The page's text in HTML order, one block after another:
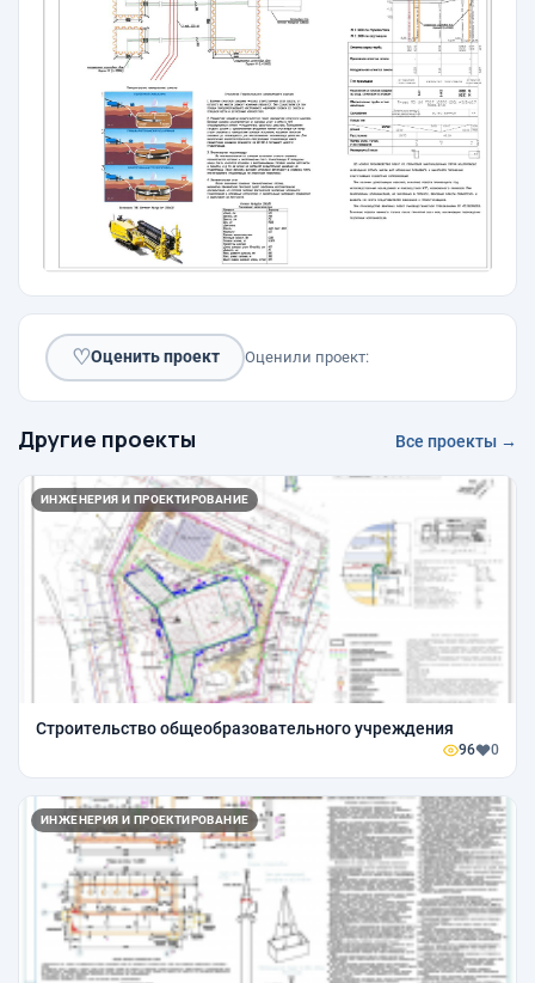
♡Оценить проект Оценили проект:
Другие проекты Все проекты →
ИНЖЕНЕРИЯ И ПРОЕКТИРОВАНИЕ
Строительство общеобразовательного учреждения
96 0
ИНЖЕНЕРИЯ И ПРОЕКТИРОВАНИЕ